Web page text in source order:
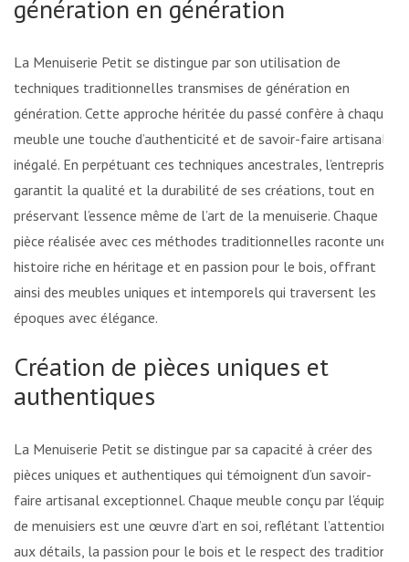
génération en génération
La Menuiserie Petit se distingue par son utilisation de
techniques traditionnelles transmises de génération en
génération. Cette approche héritée du passé confère à chaque
meuble une touche d’authenticité et de savoir-faire artisanal
inégalé. En perpétuant ces techniques ancestrales, l’entreprise
garantit la qualité et la durabilité de ses créations, tout en
préservant l’essence même de l’art de la menuiserie. Chaque
pièce réalisée avec ces méthodes traditionnelles raconte une
histoire riche en héritage et en passion pour le bois, offrant
ainsi des meubles uniques et intemporels qui traversent les
époques avec élégance.
Création de pièces uniques et
authentiques
La Menuiserie Petit se distingue par sa capacité à créer des
pièces uniques et authentiques qui témoignent d’un savoir-
faire artisanal exceptionnel. Chaque meuble conçu par l’équipe
de menuisiers est une œuvre d’art en soi, reflétant l’attention
aux détails, la passion pour le bois et le respect des traditions.